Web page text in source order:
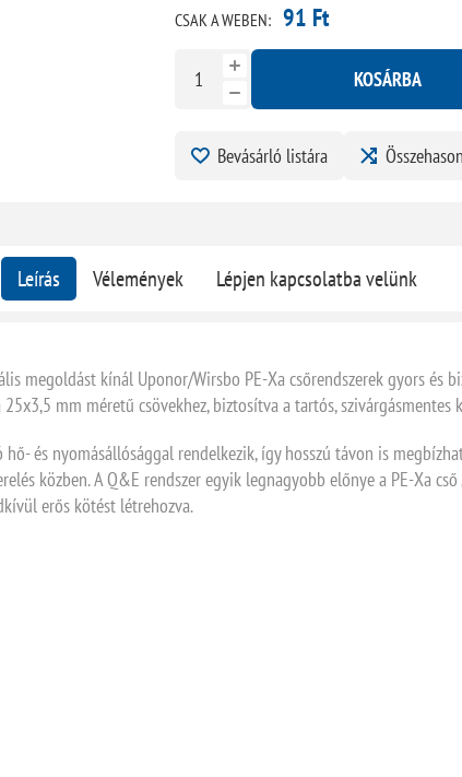
CSAK A WEBEN: 91 Ft
KOSÁRBA
Bevásárló listára
Leírás Vélemények Lépjen kapcsolatba velünk
megoldást kínál Uponor/Wirsbo PE-Xa csőrendszerek gyors és
mm méretű csövekhez, biztosítva a tartós, szivárgásmentes
és nyomásállósággal rendelkezik, így hosszú távon is
közben. A Q&E rendszer egyik legnagyobb előnye a PE-Xa cső
erős kötést létrehozva.